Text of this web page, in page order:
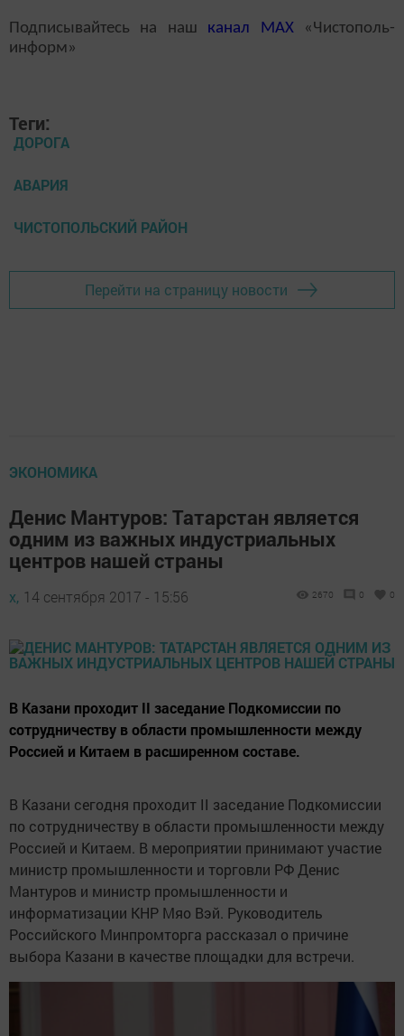
Подписывайтесь на наш канал MAX«Чистополь-
информ»
Теги:
ДОРОГА
АВАРИЯ
ЧИСТОПОЛЬСКИЙ РАЙОН
Перейти на страницу новости
ЭКОНОМИКА
Денис Мантуров: Татарстан является
одним из важных индустриальных
центров нашей страны
х, 14 сентября 2017 - 15:56 2670 0 0
В Казани проходит II заседание Подкомиссии по
сотрудничеству в области промышленности между
Россией и Китаем в расширенном составе.
В Казани сегодня проходит II заседание Подкомиссии
по сотрудничеству в области промышленности между
Россией и Китаем. В мероприятии принимают участие
министр промышленности и торговли РФ Денис
Мантуров и министр промышленности и
информатизации КНР Мяо Вэй. Руководитель
Российского Минпромторга рассказал о причине
выбора Казани в качестве площадки для встречи.